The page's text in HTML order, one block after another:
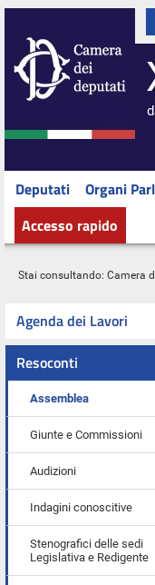
Deputati Organi
Accesso rapido
Stai consultando: Camera
Agenda dei Lavori
Resoconti
Assemblea
Giunte e Commissioni
Audizioni
Indagini conoscitive
Stenografici delle sedi
Legislativa e Redigente